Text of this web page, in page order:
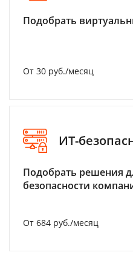
Подобрать
От 30 руб./месяц
ИТ-
Подобрать решения
безопасности
От 684 руб./месяц